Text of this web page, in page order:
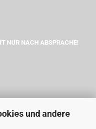
und andere
NUR NACH ABSPRACHE!